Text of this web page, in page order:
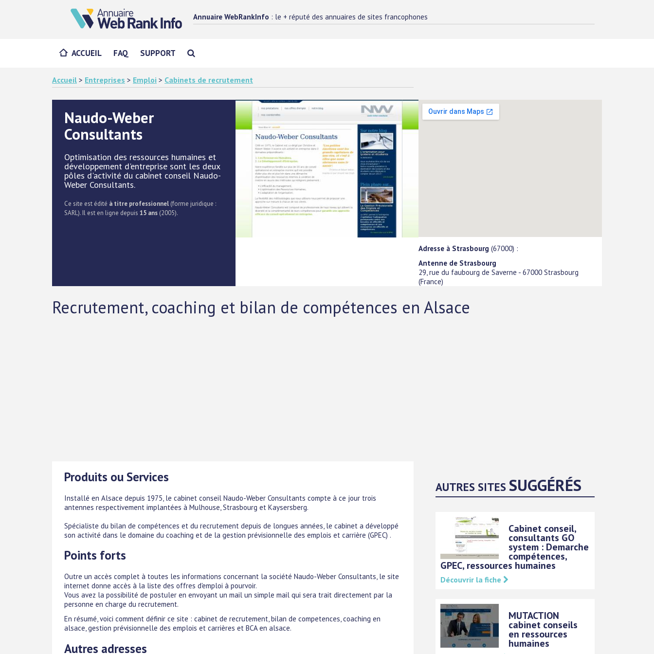
Annuaire WebRankInfo : le + réputé des annuaires de sites francophones
ACCUEIL FAQ SUPPORT
Accueil > Entreprises > Emploi > Cabinets de recrutement
Naudo-Weber
Consultants
Optimisation des ressources humaines et
développement d'entreprise sont les deux
pôles d'activité du cabinet conseil Naudo-
Weber Consultants.
Ce site est édité à titre professionnel (forme juridique :
SARL). Il est en ligne depuis 15 ans (2005).
Adresse à Strasbourg (67000) :
Antenne de Strasbourg
29, rue du faubourg de Saverne -67000 Strasbourg
(France)
Recrutement, coaching et bilan de compétences en Alsace
Produits ou Services
Installé en Alsace depuis 1975, le cabinet conseil Naudo-Weber Consultants compte à ce jour trois
antennes respectivement implantées à Mulhouse, Strasbourg et Kaysersberg.
Spécialiste du bilan de compétences et du recrutement depuis de longues années, le cabinet a développé
son activité dans le domaine du coaching et de la gestion prévisionnelle des emplois et carrière (GPEC) .
Points forts
Outre un accès complet à toutes les informations concernant la société Naudo-Weber Consultants, le site
internet donne accès à la liste des offres d'emploi à pourvoir.
Vous avez la possibilité de postuler en envoyant un mail un simple mail qui sera trait directement par la
personne en charge du recrutement.
En résumé, voici comment définir ce site : cabinet de recrutement, bilan de competences, coaching en
alsace, gestion prévisionnelle des emplois et carrières et BCA en alsace.
Autres adresses
AUTRES SITESSUGGÉRÉS
Cabinet conseil,
consultants GO
system : Demarche
compétences,
GPEC, ressources humaines
Découvrir la fiche
MUTACTION
cabinet conseils
en ressources
humaines